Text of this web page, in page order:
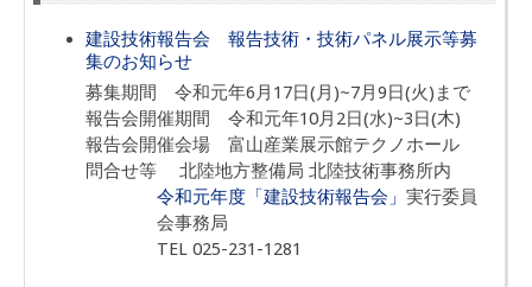
建設技術報告会 報告技術・技術パネル展示等募
集のお知らせ
募集期間 令和元年6月17日(月)~7月9日(火)まで
報告会開催期間 令和元年10月2日(水)~3日(木)
報告会開催会場 富山産業展示館テクノホール
問合せ等 北陸地方整備局 北陸技術事務所内
令和元年度「建設技術報告会」実行委員
会事務局
TEL 025-231-1281